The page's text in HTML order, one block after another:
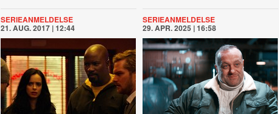
SERIEANMELDELSE
21. AUG. 2017 | 12:44
SERIEANMELDELSE
29. APR. 2025 | 16:58